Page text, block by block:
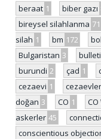
beraat 1 biber gazı
bireysel silahlanma 71
silah 1 bm 172
Bulgaristan 3
burundi 2 çad 1
cezaevi 1
doğan 3 CO 1 CO
askerler 45
conscientious